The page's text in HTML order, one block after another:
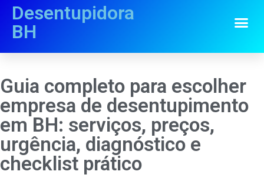
Desentupidora
BH
Guia completo para escolher
empresa de desentupimento
em BH: serviços, preços,
urgência, diagnóstico e
checklist prático